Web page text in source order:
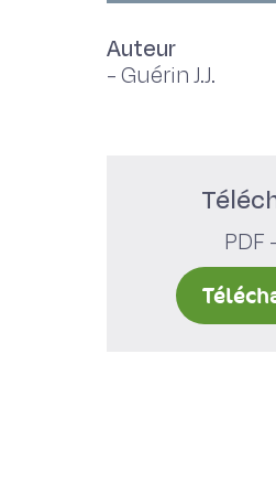
Auteur
-Guérin J.J.
PDF